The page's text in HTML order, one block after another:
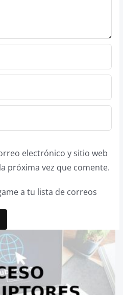
electrónico y sitio web
próxima vez que comente.
a tu lista de correos